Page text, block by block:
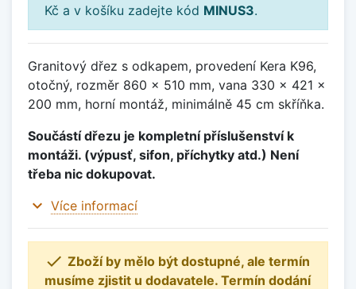
Kč a v košíku zadejte kód MINUS3.
Granitový dřez s odkapem, provedení Kera K96,
otočný, rozměr 860 x 510 mm, vana 330 x 421 x
200 mm, horní montáž, minimálně 45 cm skříňka.
Součástí dřezu je kompletní příslušenství k
montáži. (výpusť, sifon, příchytky atd.) Není
třeba nic dokupovat.
expand_more Více informací
 Zboží by mělo být dostupné, ale termín
musíme zjistit u dodavatele. Termín dodání